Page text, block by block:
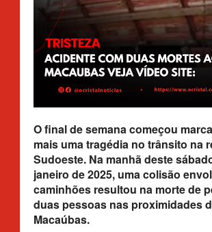
O final de semana começou
mais uma tragédia no trânsito na
Sudoeste. Na manhã deste
janeiro de 2025, uma colisão
caminhões resultou na morte de
duas pessoas nas proximidades
Macaúbas.